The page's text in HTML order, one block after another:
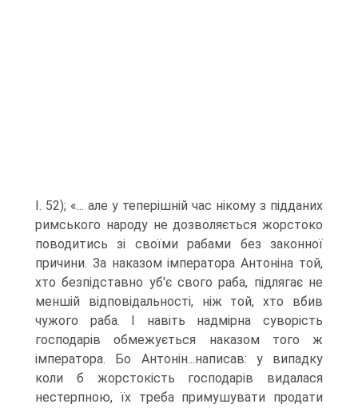
І. 52); «... але у теперішній час нікому з підданих
римського народу не дозволяється жорстоко
поводитись зі своїми рабами без законної
причини. За наказом імператора Антоніна той,
хто безпідставно уб'є свого раба, підлягає не
меншій відповідальності, ніж той, хто вбив
чужого раба. І навіть надмірна суворість
господарів обмежується наказом того ж
імператора. Бо Антонін...написав: у випадку
коли б жорстокість господарів видалася
нестерпною, їх треба примушувати продати